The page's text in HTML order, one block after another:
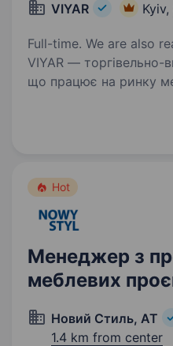
VIYAR Kyiv,
Full-time. We are also
VIYAR — торгівельно-
що працює на ринку
якісний український
Hot
Менеджер з
меблевих
Новий Стиль, АТ
1.4 km from center